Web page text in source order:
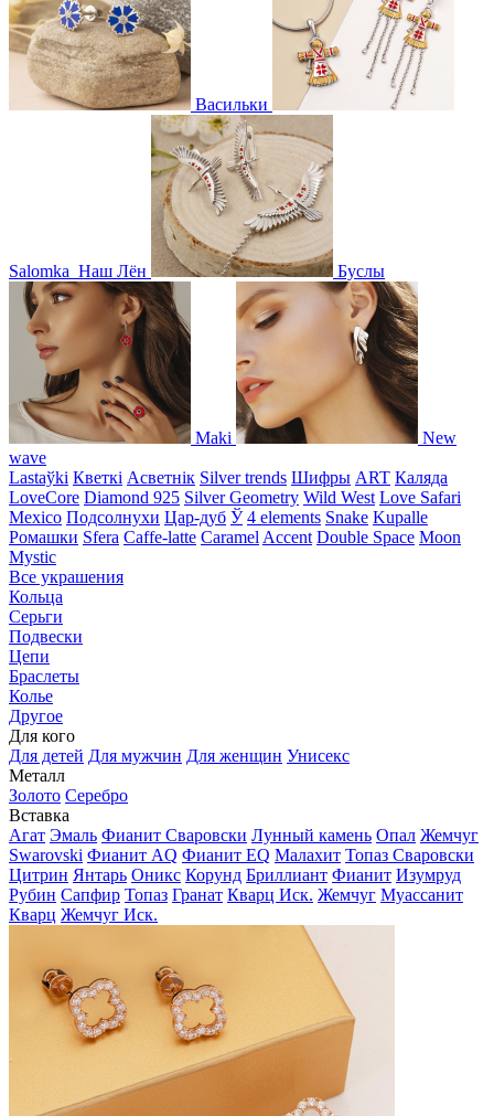
Васильки
Salomka Наш Лён Буслы
Maki
New
wave
Lastaўki Кветкі Асветнiк Silver trends Шифры ART Каляда
LoveCore Diamond 925 Silver Geometry Wild West Love Safari
Mexico Подсолнухи Цар-дуб Ў 4 elements Snake Kupalle
Ромашки Sfera Caffe-latte Caramel Accent Double Space Moon
Mystic
Все украшения
Кольца
Серьги
Подвески
Цепи
Браслеты
Колье
Другое
Для кого
Для детей Для мужчин Для женщин Унисекс
Металл
Золото Серебро
Вставка
Агат Эмаль Фианит Сваровски Лунный камень Опал Жемчуг
Swarovski Фианит AQ Фианит EQ Малахит Топаз Сваровски
Цитрин Янтарь Оникс Корунд Бриллиант Фианит Изумруд
Рубин Сапфир Топаз Гранат Кварц Иск. Жемчуг Муассанит
Кварц Жемчуг Иск.